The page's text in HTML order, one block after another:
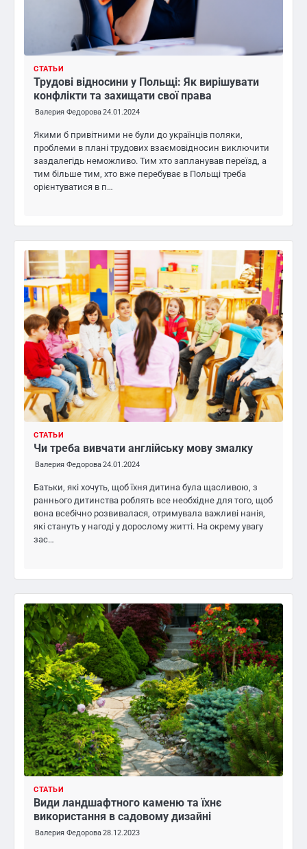
СТАТЬИ
Трудові відносини у Польщі: Як вирішувати
конфлікти та захищати свої права
Валерия Федорова24.01.2024
Якими б привітними не були до українців поляки,
проблеми в плані трудових взаємовідносин виключити
заздалегідь неможливо. Тим хто запланував переїзд, а
тим більше тим, хто вже перебуває в Польщі треба
орієнтуватися в п…
СТАТЬИ
Чи треба вивчати англійську мову змалку
Валерия Федорова24.01.2024
Батьки, які хочуть, щоб їхня дитина була щасливою, з
раннього дитинства роблять все необхідне для того, щоб
вона всебічно розвивалася, отримувала важливі нанія,
які стануть у нагоді у дорослому житті. На окрему увагу
зас…
СТАТЬИ
Види ландшафтного каменю та їхнє
використання в садовому дизайні
Валерия Федорова28.12.2023